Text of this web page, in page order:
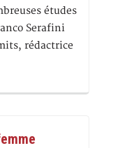
études
Serafini
rédactrice